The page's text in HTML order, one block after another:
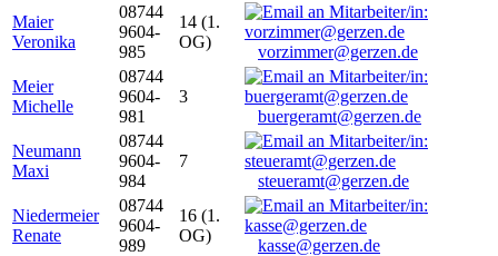
Maier
Veronika
08744
9604-
985
14 (1.
OG)
vorzimmer@gerzen.de
Meier
Michelle
08744
9604-
981
3
buergeramt@gerzen.de
Neumann
Maxi
08744
9604-
984
7
steueramt@gerzen.de
Niedermeier
Renate
08744
9604-
989
16 (1.
OG)
kasse@gerzen.de